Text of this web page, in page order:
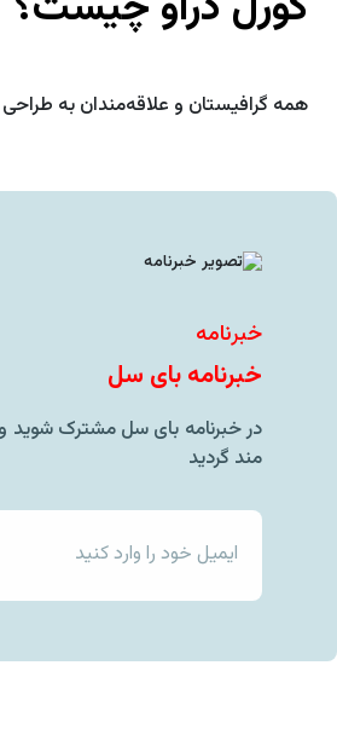
همه گرافیستان و علاقه‌مندان به طراحی
خبرنامه
خبرنامه بای سل
در خبرنامه بای سل مشترک شوید و
مند گردید